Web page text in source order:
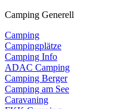
Camping Generell
Camping
Campingplätze
Camping Info
ADAC Camping
Camping Berger
Camping am See
Caravaning